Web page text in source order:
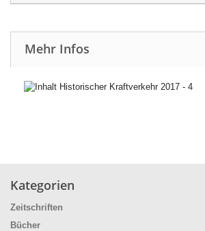
Mehr Infos
Kategorien
Zeitschriften
Bücher